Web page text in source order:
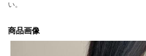
い。
商品画像